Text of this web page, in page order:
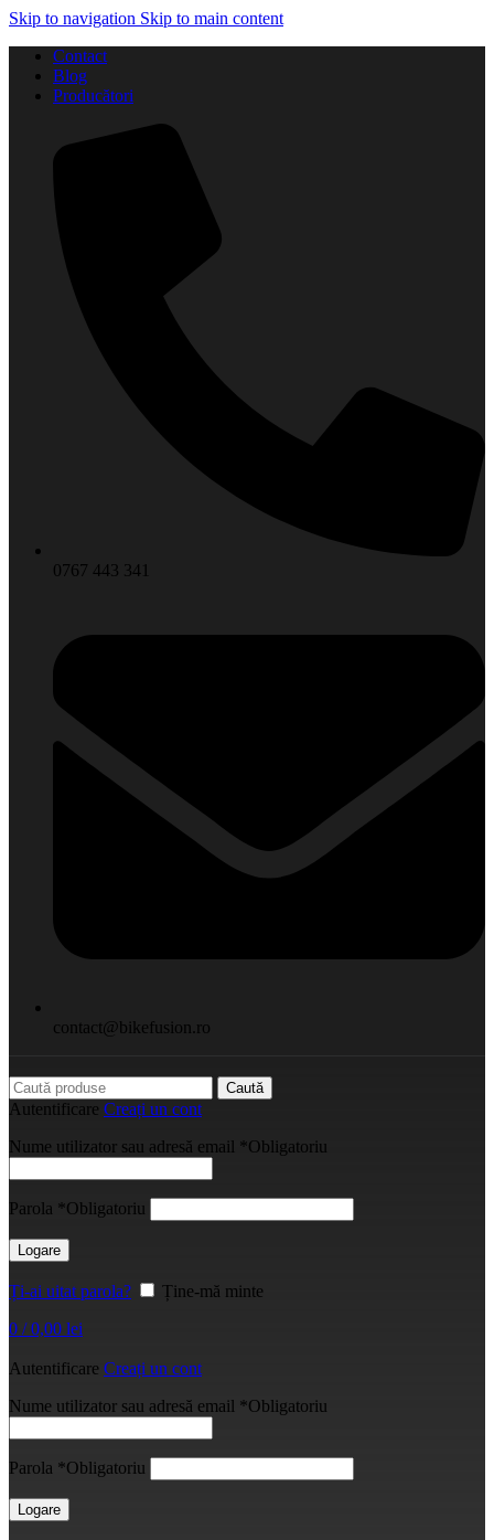
Skip to navigation Skip to main content
Contact
Blog
Producători
0767 443 341
contact@bikefusion.ro
Caută
Autentificare Creați un cont
Nume utilizator sau adresă email *Obligatoriu
Parola *Obligatoriu
Logare
Ți-ai uitat parola?
Ține-mă minte
0 / 0,00 lei
Autentificare Creați un cont
Nume utilizator sau adresă email *Obligatoriu
Parola *Obligatoriu
Logare